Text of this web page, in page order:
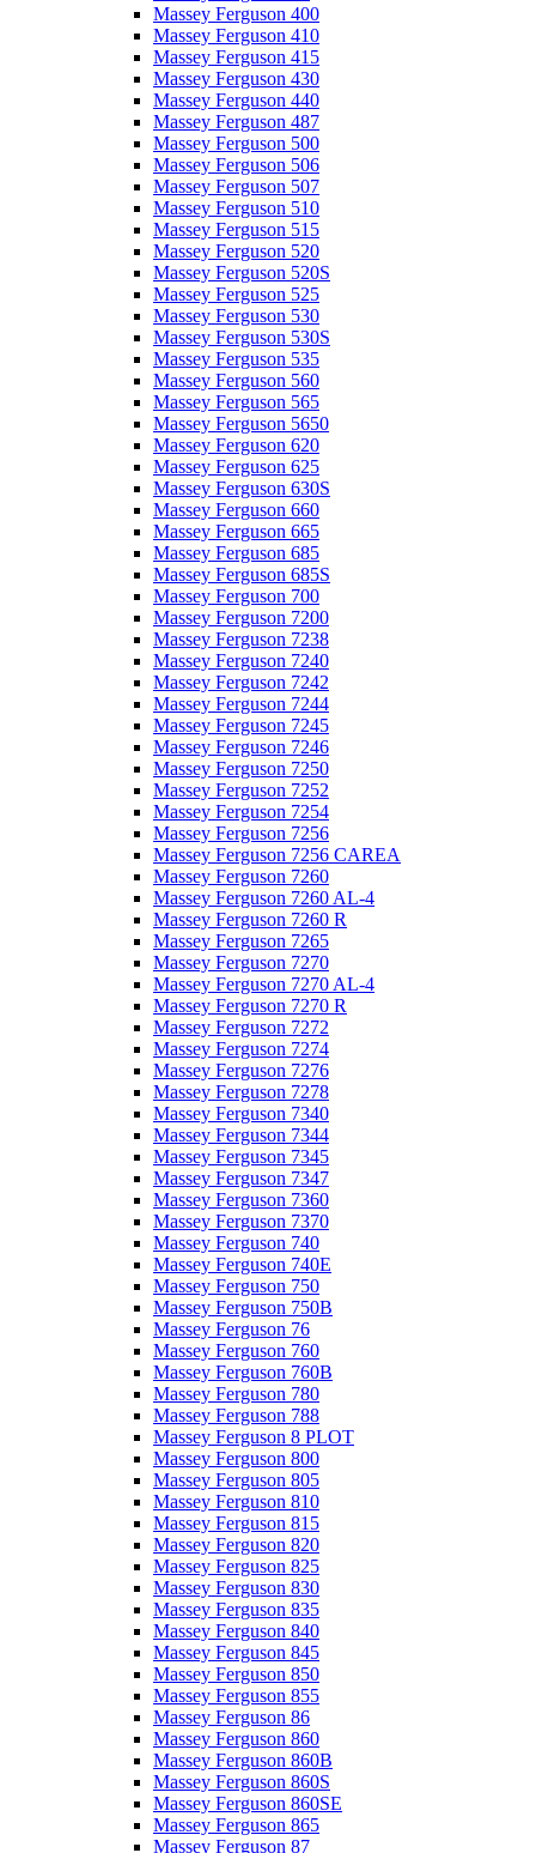
Massey Ferguson 400
Massey Ferguson 410
Massey Ferguson 415
Massey Ferguson 430
Massey Ferguson 440
Massey Ferguson 487
Massey Ferguson 500
Massey Ferguson 506
Massey Ferguson 507
Massey Ferguson 510
Massey Ferguson 515
Massey Ferguson 520
Massey Ferguson 520S
Massey Ferguson 525
Massey Ferguson 530
Massey Ferguson 530S
Massey Ferguson 535
Massey Ferguson 560
Massey Ferguson 565
Massey Ferguson 5650
Massey Ferguson 620
Massey Ferguson 625
Massey Ferguson 630S
Massey Ferguson 660
Massey Ferguson 665
Massey Ferguson 685
Massey Ferguson 685S
Massey Ferguson 700
Massey Ferguson 7200
Massey Ferguson 7238
Massey Ferguson 7240
Massey Ferguson 7242
Massey Ferguson 7244
Massey Ferguson 7245
Massey Ferguson 7246
Massey Ferguson 7250
Massey Ferguson 7252
Massey Ferguson 7254
Massey Ferguson 7256
Massey Ferguson 7256 CAREA
Massey Ferguson 7260
Massey Ferguson 7260 AL-4
Massey Ferguson 7260 R
Massey Ferguson 7265
Massey Ferguson 7270
Massey Ferguson 7270 AL-4
Massey Ferguson 7270 R
Massey Ferguson 7272
Massey Ferguson 7274
Massey Ferguson 7276
Massey Ferguson 7278
Massey Ferguson 7340
Massey Ferguson 7344
Massey Ferguson 7345
Massey Ferguson 7347
Massey Ferguson 7360
Massey Ferguson 7370
Massey Ferguson 740
Massey Ferguson 740E
Massey Ferguson 750
Massey Ferguson 750B
Massey Ferguson 76
Massey Ferguson 760
Massey Ferguson 760B
Massey Ferguson 780
Massey Ferguson 788
Massey Ferguson 8 PLOT
Massey Ferguson 800
Massey Ferguson 805
Massey Ferguson 810
Massey Ferguson 815
Massey Ferguson 820
Massey Ferguson 825
Massey Ferguson 830
Massey Ferguson 835
Massey Ferguson 840
Massey Ferguson 845
Massey Ferguson 850
Massey Ferguson 855
Massey Ferguson 86
Massey Ferguson 860
Massey Ferguson 860B
Massey Ferguson 860S
Massey Ferguson 860SE
Massey Ferguson 865
Massey Ferguson 87